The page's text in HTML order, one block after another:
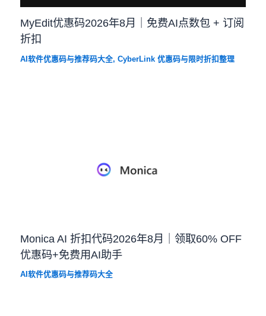
MyEdit优惠码2026年8月｜免费AI点数包 + 订阅
折扣
AI软件优惠码与推荐码大全,CyberLink 优惠码与限时折扣整理
Monica AI 折扣代码2026年8月｜领取60% OFF
优惠码+免费用AI助手
AI软件优惠码与推荐码大全